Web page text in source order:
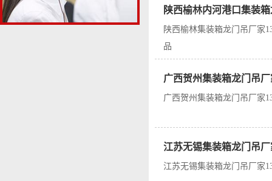
陕西榆林内河港口集装
陕西榆林集装箱龙门吊厂家
品
广西贺州集装箱龙门吊
广西贺州集装箱龙门吊厂家
江苏无锡集装箱龙门吊
江苏无锡集装箱龙门吊厂家